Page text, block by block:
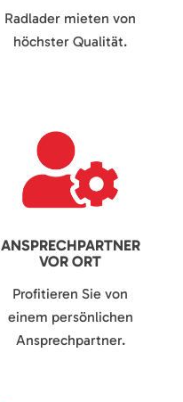
Radlader mieten von
höchster Qualität.
ANSPRECHPARTNER
VOR ORT
Profitieren Sie von
einem persönlichen
Ansprechpartner.